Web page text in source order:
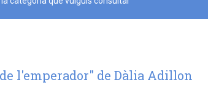
l'emperador" de Dàlia Adillon